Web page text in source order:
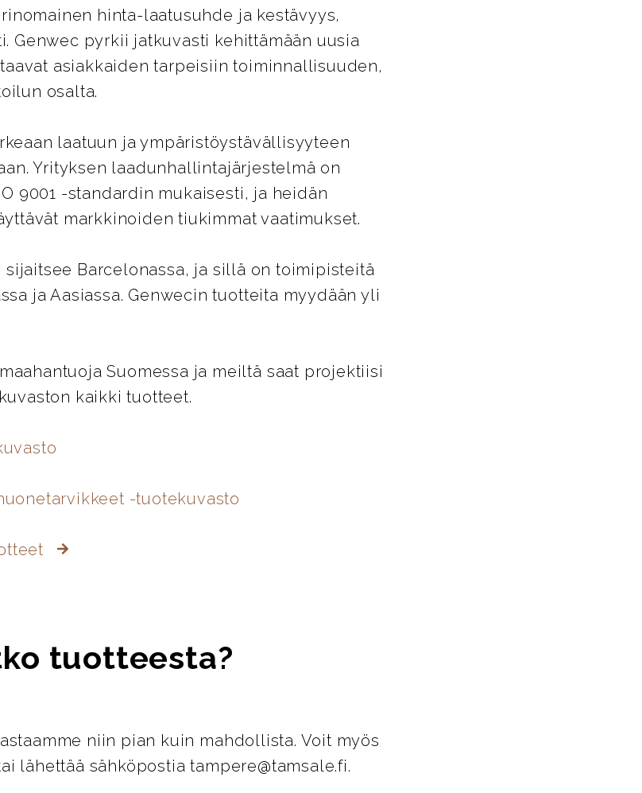
hinta-laatusuhde ja kestävyys,
Genwec pyrkii jatkuvasti kehittämään uusia
asiakkaiden tarpeisiin toiminnallisuuden,
osalta.
laatuun ja ympäristöystävällisyyteen
Yrityksen laadunhallintajärjestelmä on
9001 -standardin mukaisesti, ja heidän
markkinoiden tiukimmat vaatimukset.
Barcelonassa, ja sillä on toimipisteitä
ja Aasiassa. Genwecin tuotteita myydään yli
Suomessa ja meiltä saat projektiisi
kaikki tuotteet.
-tuotekuvasto
tuotteesta?
niin pian kuin mahdollista. Voit myös
lähettää sähköpostia tampere@tamsale.fi.